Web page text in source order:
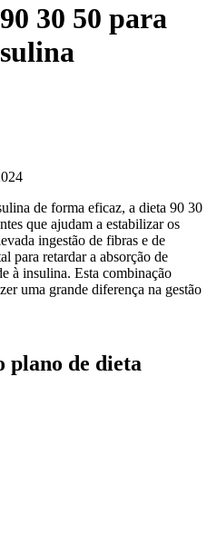
30 50 para
de forma eficaz, a dieta 90 30
que ajudam a estabilizar os
ingestão de fibras e de
para retardar a absorção de
à insulina. Esta combinação
uma grande diferença na gestão
plano de dieta